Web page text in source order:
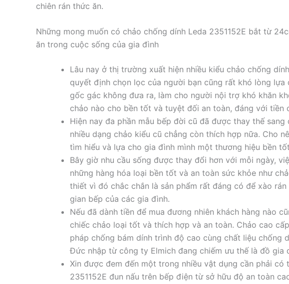
chiên rán thức ăn.
Những mong muốn có chảo chống dính Leda 2351152E bắt từ
ăn trong cuộc sống của gia đình
Lâu nay ở thị trường xuất hiện nhiều kiểu chảo chống
quyết định chọn lọc của người bạn cũng rất khó lòng lựa
gốc gác không đưa ra, làm cho người nội trợ khó khăn
chảo nào cho bền tốt và tuyệt đối an toàn, đáng với tiền
Hiện nay đa phần mẫu bếp đời cũ đã được thay thế
nhiều dạng chảo kiểu cũ chẳng còn thích hợp nữa. Cho
tìm hiểu và lựa cho gia đình mình một thương hiệu bền
Bây giờ nhu cầu sống được thay đổi hơn với mỗi ngày,
những hàng hóa loại bền tốt và an toàn sức khỏe như
thiết vì đó chắc chắn là sản phẩm rất đáng có để xào
gian bếp của các gia đình.
Nếu đã dành tiền để mua đương nhiên khách hàng nào
chiếc chảo loại tốt và thích hợp và an toàn. Chảo cao
pháp chống bám dính trình độ cao cùng chất liệu chống
Đức nhập từ công ty Elmich đang chiếm ưu thế là đồ gia
Xin được đem đến một trong nhiều vật dụng cần phải có
2351152E đun nấu trên bếp điện từ sở hữu độ an toàn